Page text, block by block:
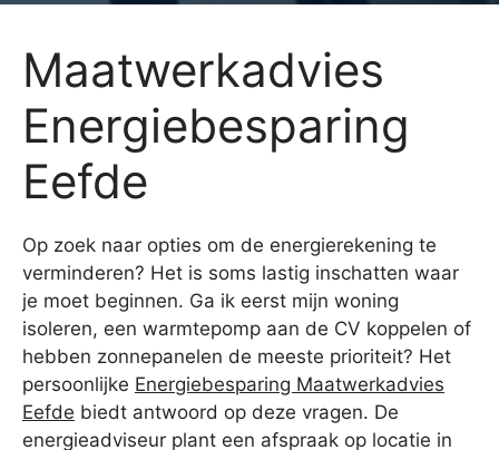
Maatwerkadvies
Energiebesparing
Eefde
Op zoek naar opties om de energierekening te
verminderen? Het is soms lastig inschatten waar
je moet beginnen. Ga ik eerst mijn woning
isoleren, een warmtepomp aan de CV koppelen of
hebben zonnepanelen de meeste prioriteit? Het
persoonlijke Energiebesparing Maatwerkadvies
Eefde biedt antwoord op deze vragen. De
energieadviseur plant een afspraak op locatie in